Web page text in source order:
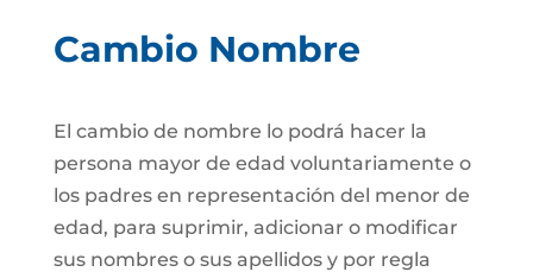
Cambio Nombre
El cambio de nombre lo podrá hacer la
persona mayor de edad voluntariamente o
los padres en representación del menor de
edad, para suprimir, adicionar o modificar
sus nombres o sus apellidos y por regla